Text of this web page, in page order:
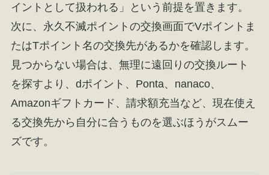
イントとして扱われる」という前提を置きます。
次に、永久不滅ポイントの交換画面でVポイントま
たはTポイント名の交換先があるかを確認します。
見つからない場合は、無理に遠回りの交換ルート
を探すより、dポイント、Ponta、nanaco、
Amazonギフトカード、請求額充当など、現在使え
る交換先から自分に合うものを選ぶほうがスムー
ズです。